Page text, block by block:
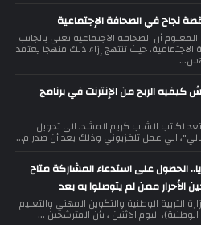
نجاح في الصحافة الإجتماعية
أن الصحافة الاجتماعية تعنى بالجانب
الاجتماعية، حيث تنتهج إزاء ذلك منهجا يعتمد
كيفيه الربح من الإنترنت في برنامج
لكاتب الشاب كريم المشد، الي تحويل
الي عمل تلفزيوني وذلك بعد أن صدر م...
الحصول على استدعاء المشاركة متاح
الأحرار ممن لم يتوصلوا به بعد
التربية الوطنية والتكوين المهني والتعليم
اليوم الاثنين ، بأن المترشحين ...